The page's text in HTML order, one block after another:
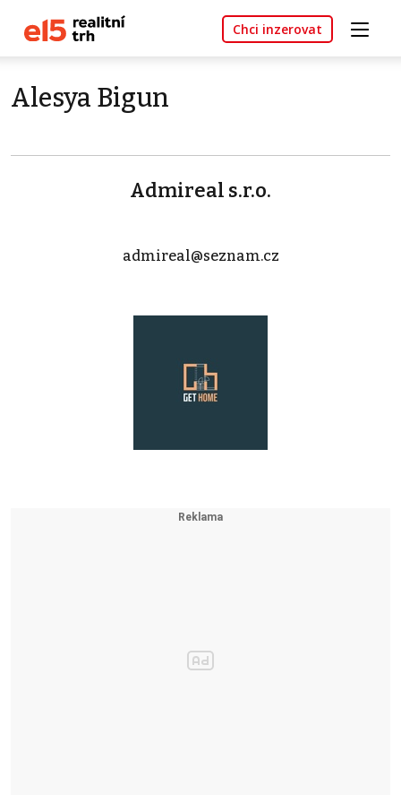
Chci inzerovat
Alesya Bigun
Admireal s.r.o.
admireal@seznam.cz